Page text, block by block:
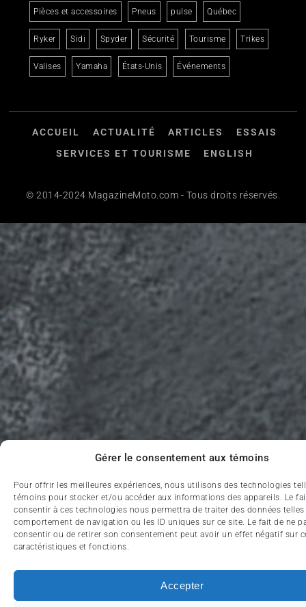
Gérer le consentement aux témoins
Pour offrir les meilleures expériences, nous utilisons des technologies
témoins pour stocker et/ou accéder aux informations des appareils. Le
consentir à ces technologies nous permettra de traiter des données telles
comportement de navigation ou les ID uniques sur ce site. Le fait de ne
consentir ou de retirer son consentement peut avoir un effet négatif sur
caractéristiques et fonctions.
Accepter
Pièces et accessoires Pneus pulse Québec
Ryker Sidi Spyder Sécurité Tourisme Trikes
Valises Yamaha États-Unis Événements
ACCUEIL ACTUALITÉ ARTICLES
ESSAIS
SERVICES ET TOURISME
ENGLISH
© 2014-2024 MagazineMoto.com - Tous droits réservés.